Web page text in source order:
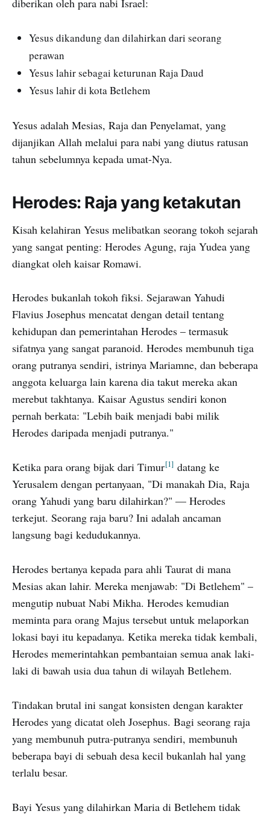
diberikan oleh para nabi Israel:
Yesus dikandung dan dilahirkan dari seorang
perawan
Yesus lahir sebagai keturunan Raja Daud
Yesus lahir di kota Betlehem
Yesus adalah Mesias, Raja dan Penyelamat, yang
dijanjikan Allah melalui para nabi yang diutus ratusan
tahun sebelumnya kepada umat-Nya.
Herodes: Raja yang ketakutan
Kisah kelahiran Yesus melibatkan seorang tokoh sejarah
yang sangat penting: Herodes Agung, raja Yudea yang
diangkat oleh kaisar Romawi.
Herodes bukanlah tokoh fiksi. Sejarawan Yahudi
Flavius Josephus mencatat dengan detail tentang
kehidupan dan pemerintahan Herodes – termasuk
sifatnya yang sangat paranoid. Herodes membunuh tiga
orang putranya sendiri, istrinya Mariamne, dan beberapa
anggota keluarga lain karena dia takut mereka akan
merebut takhtanya. Kaisar Agustus sendiri konon
pernah berkata: "Lebih baik menjadi babi milik
Herodes daripada menjadi putranya."
Ketika para orang bijak dari Timur 1
datang ke
Yerusalem dengan pertanyaan, "Di manakah Dia, Raja
orang Yahudi yang baru dilahirkan?" — Herodes
terkejut. Seorang raja baru? Ini adalah ancaman
langsung bagi kedudukannya.
Herodes bertanya kepada para ahli Taurat di mana
Mesias akan lahir. Mereka menjawab: "Di Betlehem" –
mengutip nubuat Nabi Mikha. Herodes kemudian
meminta para orang Majus tersebut untuk melaporkan
lokasi bayi itu kepadanya. Ketika mereka tidak kembali,
Herodes memerintahkan pembantaian semua anak laki-
laki di bawah usia dua tahun di wilayah Betlehem.
Tindakan brutal ini sangat konsisten dengan karakter
Herodes yang dicatat oleh Josephus. Bagi seorang raja
yang membunuh putra-putranya sendiri, membunuh
beberapa bayi di sebuah desa kecil bukanlah hal yang
terlalu besar.
Bayi Yesus yang dilahirkan Maria di Betlehem tidak